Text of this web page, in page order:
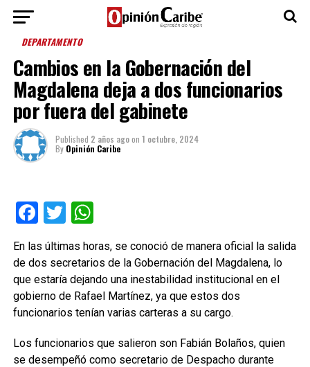
DEPARTAMENTO
Cambios en la Gobernación del
Magdalena deja a dos funcionarios
por fuera del gabinete
Published 2 años agoon 1 octubre, 2024
By Opinión Caribe
Facebook
TwitterWhatsApp
En las últimas horas, se conoció de manera oficial la salida
de dos secretarios de la Gobernación del Magdalena, lo
que estaría dejando una inestabilidad institucional en el
gobierno de Rafael Martínez, ya que estos dos
funcionarios tenían varias carteras a su cargo.
Los funcionarios que salieron son Fabián Bolaños, quien
se desempeñó como secretario de Despacho durante